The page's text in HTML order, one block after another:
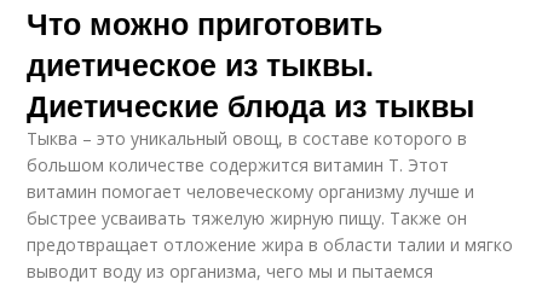
Что можно приготовить
диетическое из тыквы.
Диетические блюда из тыквы
Тыква – это уникальный овощ, в составе которого в
большом количестве содержится витамин Т. Этот
витамин помогает человеческому организму лучше и
быстрее усваивать тяжелую жирную пищу. Также он
предотвращает отложение жира в области талии и мягко
выводит воду из организма, чего мы и пытаемся